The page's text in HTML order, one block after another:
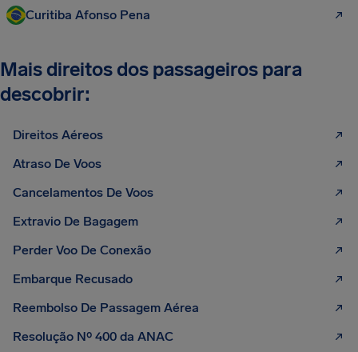
Curitiba Afonso Pena
Mais direitos dos passageiros para
descobrir:
Direitos Aéreos
Atraso De Voos
Cancelamentos De Voos
Extravio De Bagagem
Perder Voo De Conexão
Embarque Recusado
Reembolso De Passagem Aérea
Resolução Nº 400 da ANAC